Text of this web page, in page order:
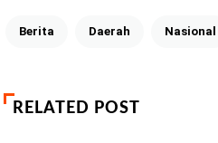
Berita Daerah Nasional
RELATED POST